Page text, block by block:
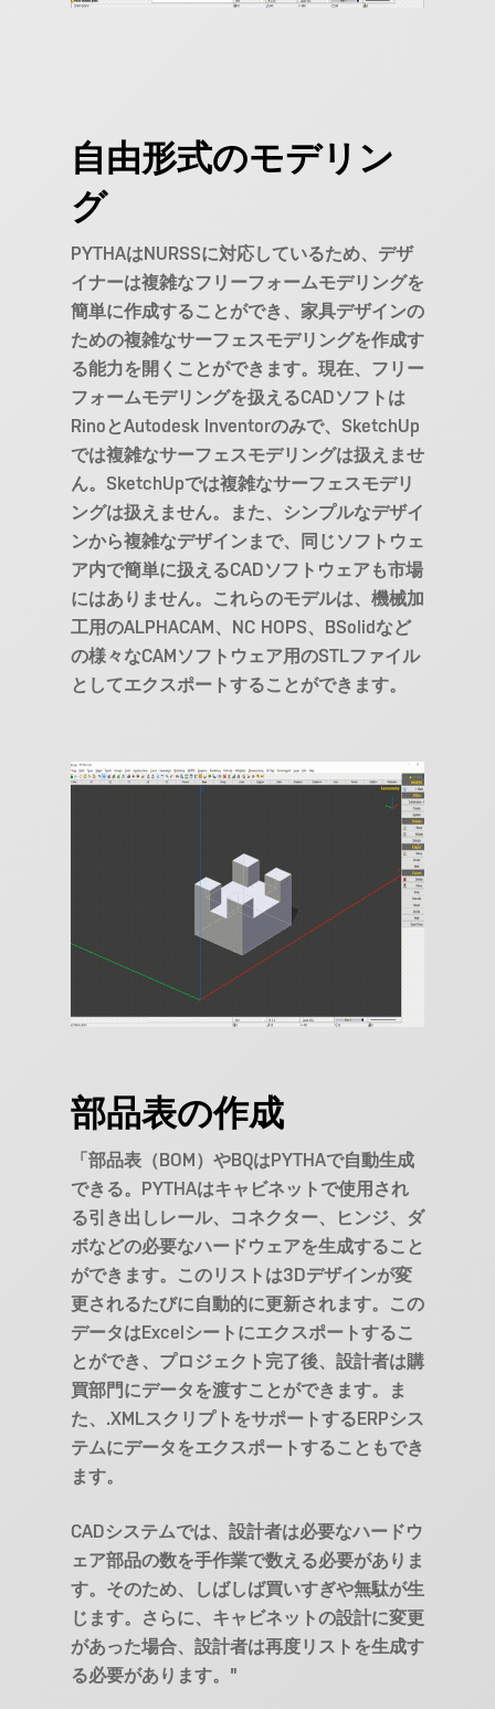
自由形式のモデリン
グ
PYTHAはNURSSに対応しているため、デザ
イナーは複雑なフリーフォームモデリングを
簡単に作成することができ、家具デザインの
ための複雑なサーフェスモデリングを作成す
る能力を開くことができます。現在、フリー
フォームモデリングを扱えるCADソフトは
RinoとAutodesk Inventorのみで、SketchUp
では複雑なサーフェスモデリングは扱えませ
ん。SketchUpでは複雑なサーフェスモデリ
ングは扱えません。また、シンプルなデザイ
ンから複雑なデザインまで、同じソフトウェ
ア内で簡単に扱えるCADソフトウェアも市場
にはありません。これらのモデルは、機械加
工用のALPHACAM、NC HOPS、BSolidなど
の様々なCAMソフトウェア用のSTLファイル
としてエクスポートすることができます。
部品表の作成
「部品表（BOM）やBQはPYTHAで自動生成
できる。PYTHAはキャビネットで使用され
る引き出しレール、コネクター、ヒンジ、ダ
ボなどの必要なハードウェアを生成すること
ができます。このリストは3Dデザインが変
更されるたびに自動的に更新されます。この
データはExcelシートにエクスポートするこ
とができ、プロジェクト完了後、設計者は購
買部門にデータを渡すことができます。ま
た、.XMLスクリプトをサポートするERPシス
テムにデータをエクスポートすることもでき
ます。
CADシステムでは、設計者は必要なハードウ
ェア部品の数を手作業で数える必要がありま
す。そのため、しばしば買いすぎや無駄が生
じます。さらに、キャビネットの設計に変更
があった場合、設計者は再度リストを生成す
る必要があります。"